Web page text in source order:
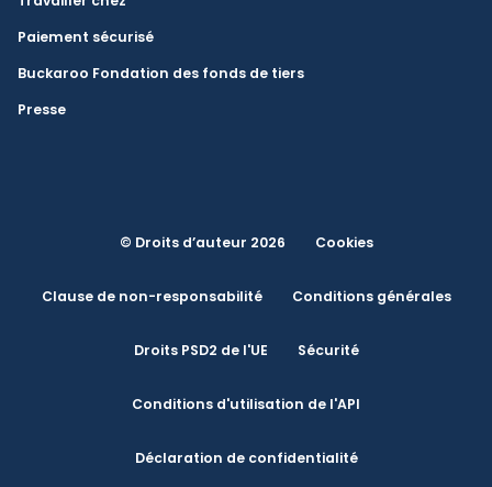
Paiement sécurisé
Buckaroo Fondation des fonds de tiers
Presse
© Droits d’auteur 2026 Cookies
Clause de non-responsabilité Conditions générales
Droits PSD2 de l'UE Sécurité
Conditions d'utilisation de l'API
Déclaration de confidentialité